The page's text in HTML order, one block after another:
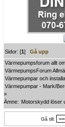
Sidor: [1]Gå upp
Värmepumpsforum allt
VärmepumpsForum
Värmepumpar och
Värmepumpar - Mark/
»
Ämne: Motorskydd löser
Gå till: